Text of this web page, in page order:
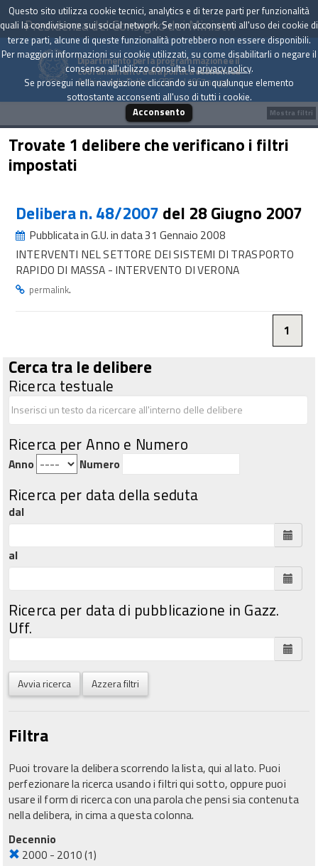
Presidenza del Consiglio dei Ministri
Dipartimento per la programmazione e il
coordinamento della politica economica
Archivio delle Delibere CIPE dal 1967 a oggi
Trovate 1 delibere che verificano i filtri
impostati
Delibera n. 48/2007 del 28 Giugno 2007
Pubblicata in G.U. in data 31 Gennaio 2008
INTERVENTI NEL SETTORE DEI SISTEMI DI TRASPORTO
RAPIDO DI MASSA - INTERVENTO DI VERONA
permalink.
1
Cerca tra le delibere
Ricerca testuale
Ricerca per Anno e Numero
Anno Numero
Ricerca per data della seduta
dal
al
Ricerca per data di pubblicazione in Gazz.
Uff.
Avvia ricerca Azzera filtri
Filtra
Puoi trovare la delibera scorrendo la lista, qui al lato. Puoi
perfezionare la ricerca usando i filtri qui sotto, oppure puoi
usare il form di ricerca con una parola che pensi sia contenuta
nella delibera, in cima a questa colonna.
Decennio
2000 - 2010(1)
Mostra filtri
Questo sito utilizza cookie tecnici, analytics e di terze parti per funzionalità
quali la condivisione sui social network. Se non acconsenti all'uso dei cookie di
terze parti, alcune di queste funzionalità potrebbero non essere disponibili.
Per maggiori informazioni sui cookie utilizzati, su come disabilitarli o negare il
consenso all'utilizzo consulta laprivacy policy.
Se prosegui nella navigazione cliccando su un qualunque elemento
sottostante acconsenti all'uso di tutti i cookie.
Acconsento